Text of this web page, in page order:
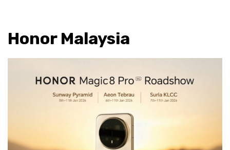
Honor Malaysia